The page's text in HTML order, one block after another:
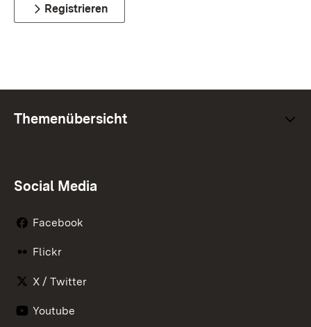
Registrieren
Themenübersicht
Social Media
Facebook
Flickr
X / Twitter
Youtube